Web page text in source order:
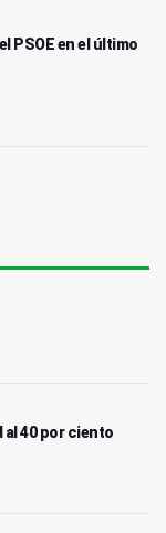
PSOE en el último
al 40 por ciento